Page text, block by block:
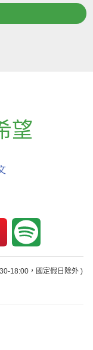
望
18:00，國定假日除外 )